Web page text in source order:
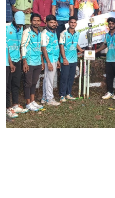
ದೇಶ-ವಿದೇಶ
Contact
ಕ್ರೀಡಾಂಗಣ
ಕೃಷಿರಂಗ
ಆಪ್ತ‌ ಮನರಂಜನೆ
ತಂತ್ರಜ್ಞಾನ